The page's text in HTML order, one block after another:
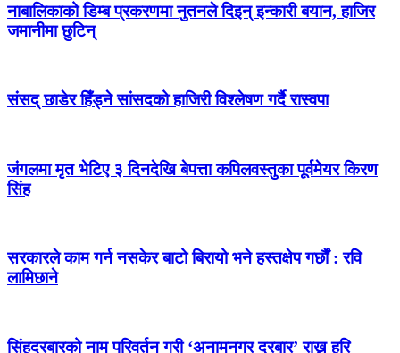
नाबालिकाको डिम्ब प्रकरणमा नुतनले दिइन् इन्कारी बयान, हाजिर
जमानीमा छुटिन्
संसद् छाडेर हिँड्ने सांसदको हाजिरी विश्लेषण गर्दै रास्वपा
जंगलमा मृत भेटिए ३ दिनदेखि बेपत्ता कपिलवस्तुका पूर्वमेयर किरण
सिंह
सरकारले काम गर्न नसकेर बाटो बिरायो भने हस्तक्षेप गर्छौं : रवि
लामिछाने
सिंहदरबारको नाम परिवर्तन गरी ‘अनामनगर दरबार’ राख्न हरि